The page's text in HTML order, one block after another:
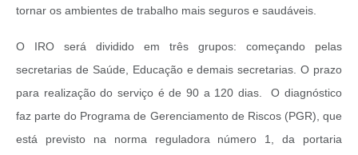
tornar os ambientes de trabalho mais seguros e saudáveis.
O IRO será dividido em três grupos: começando pelas
secretarias de Saúde, Educação e demais secretarias. O prazo
para realização do serviço é de 90 a 120 dias. O diagnóstico
faz parte do Programa de Gerenciamento de Riscos (PGR), que
está previsto na norma reguladora número 1, da portaria